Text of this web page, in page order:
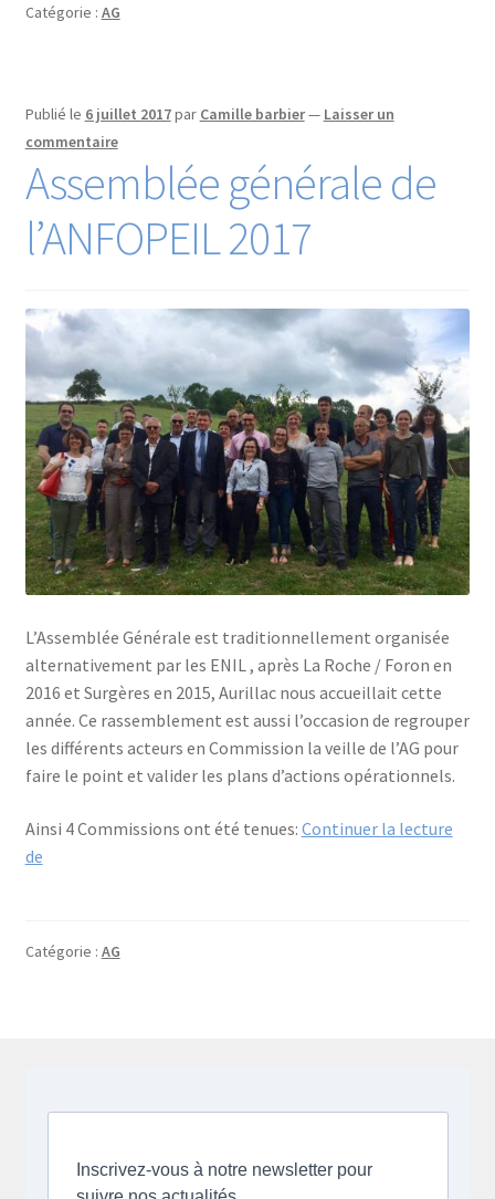
Catégorie : AG
Publié le 6 juillet 2017par Camille barbier— Laisser un
commentaire
Assemblée générale de
l’ANFOPEIL 2017
L’Assemblée Générale est traditionnellement organisée
alternativement par les ENIL , après La Roche / Foron en
2016 et Surgères en 2015, Aurillac nous accueillait cette
année. Ce rassemblement est aussi l’occasion de regrouper
les différents acteurs en Commission la veille de l’AG pour
faire le point et valider les plans d’actions opérationnels.
Ainsi 4 Commissions ont été tenues: Continuer la lecture
deAssemblée
2017
Catégorie : AG